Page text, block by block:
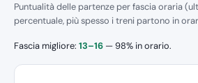
Puntualità delle partenze per fascia oraria
percentuale, più spesso i treni partono in
Fascia migliore: 13–16 — 98% in orario.